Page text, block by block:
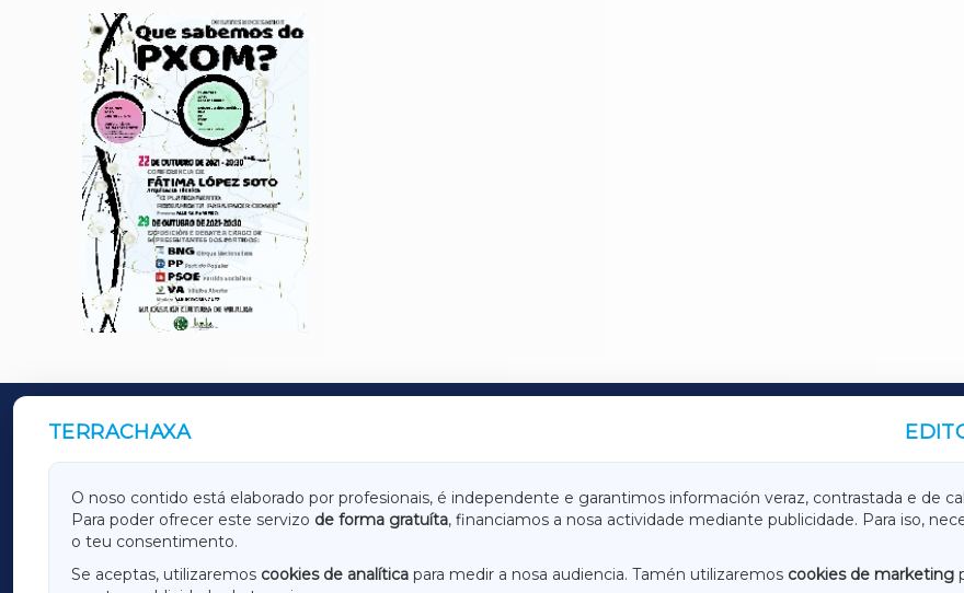
TERRACHAXA
O noso contido está elaborado por profesionais, é independente e garantimos información veraz, contrastada e de
Para poder ofrecer este servizo de forma gratuíta, financiamos a nosa actividade mediante publicidade. Para iso,
o teu consentimento.
Se aceptas, utilizaremos cookies de analítica para medir a nosa audiencia. Tamén utilizaremos cookies de marketing
OUTROS PERIÓDICOS
GALICIAXA LUGOXA TERRACHAXA
AMARIÑAXA
RIBEIRASACRAXA ACORUÑAXA
OURENSEXA